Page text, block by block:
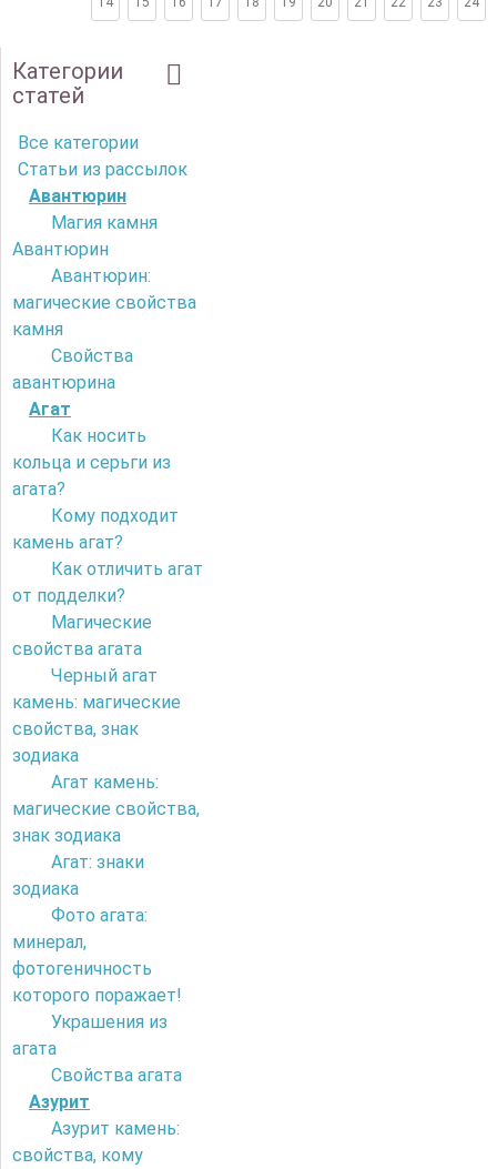
Категории
статей
Все категории
Статьи из рассылок
Авантюрин
Магия камня
Авантюрин
Авантюрин:
магические свойства
камня
Свойства
авантюрина
Агат
Как носить
кольца и серьги из
агата?
Кому подходит
камень агат?
Как отличить агат
от подделки?
Магические
свойства агата
Черный агат
камень: магические
свойства, знак
зодиака
Агат камень:
магические свойства,
знак зодиака
Агат: знаки
зодиака
Фото агата:
минерал,
фотогеничность
которого поражает!
Украшения из
агата
Свойства агата
Азурит
Азурит камень:
свойства, кому